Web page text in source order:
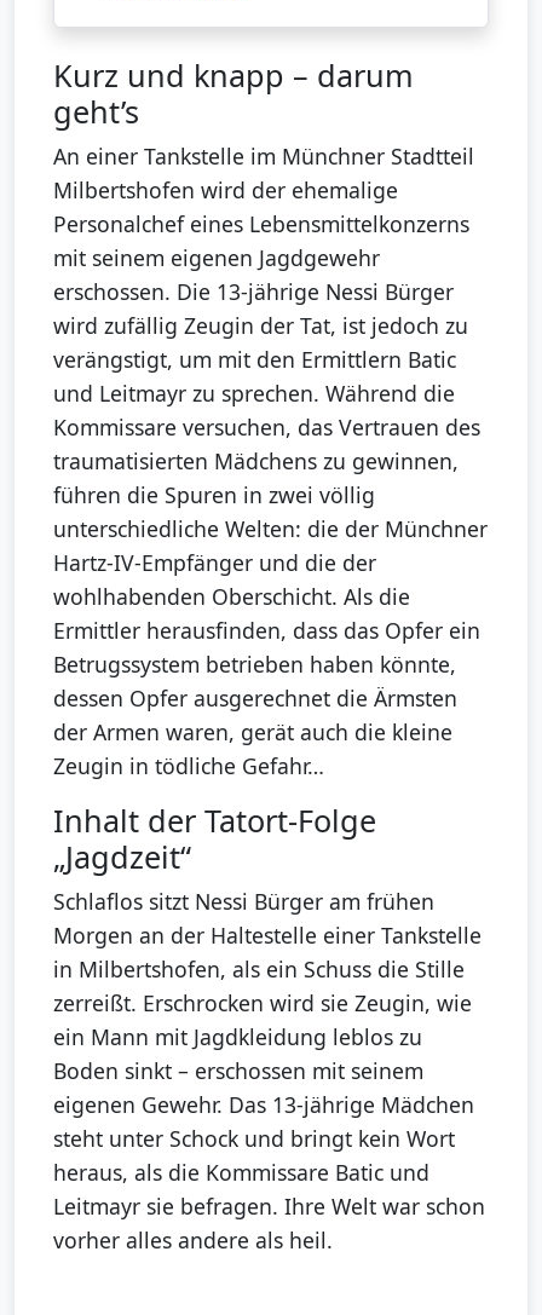
Kurz und knapp – darum
geht’s
An einer Tankstelle im Münchner Stadtteil
Milbertshofen wird der ehemalige
Personalchef eines Lebensmittelkonzerns
mit seinem eigenen Jagdgewehr
erschossen. Die 13-jährige Nessi Bürger
wird zufällig Zeugin der Tat, ist jedoch zu
verängstigt, um mit den Ermittlern Batic
und Leitmayr zu sprechen. Während die
Kommissare versuchen, das Vertrauen des
traumatisierten Mädchens zu gewinnen,
führen die Spuren in zwei völlig
unterschiedliche Welten: die der Münchner
Hartz-IV-Empfänger und die der
wohlhabenden Oberschicht. Als die
Ermittler herausfinden, dass das Opfer ein
Betrugssystem betrieben haben könnte,
dessen Opfer ausgerechnet die Ärmsten
der Armen waren, gerät auch die kleine
Zeugin in tödliche Gefahr…
Inhalt der Tatort-Folge
„Jagdzeit“
Schlaflos sitzt Nessi Bürger am frühen
Morgen an der Haltestelle einer Tankstelle
in Milbertshofen, als ein Schuss die Stille
zerreißt. Erschrocken wird sie Zeugin, wie
ein Mann mit Jagdkleidung leblos zu
Boden sinkt – erschossen mit seinem
eigenen Gewehr. Das 13-jährige Mädchen
steht unter Schock und bringt kein Wort
heraus, als die Kommissare Batic und
Leitmayr sie befragen. Ihre Welt war schon
vorher alles andere als heil.